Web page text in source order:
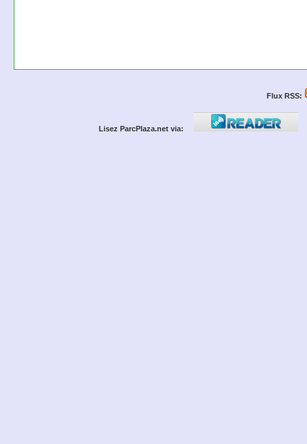
Flux RSS:
Lisez ParcPlaza.net via: